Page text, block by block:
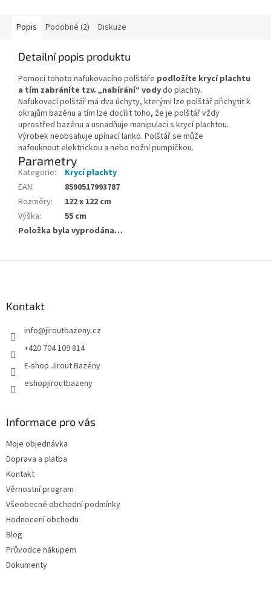
Popis Podobné (2) Diskuze
Detailní popis produktu
Pomocí tohoto nafukovacího polštáře podložíte krycí plachtu
a tím zabráníte tzv. „nabírání“ vodydo plachty.
Nafukovací polštář má dva úchyty, kterými lze polštář přichytit k
okrajům bazénu a tím lze docílit toho, že je polštář vždy
uprostřed bazénu a usnadňuje manipulaci s krycí plachtou.
Výrobek neobsahuje upínací lanko. Polštář se může
nafouknoutelektrickou a nebo nožní pumpičkou.
Parametry
Kategorie:
Krycí plachty
EAN:
8590517993787
Rozměry:
122 x 122 cm
Výška:
55 cm
Položka byla vyprodána…
Kontakt
info@jiroutbazeny.cz
+420 704 109 814
E-shop Jirout Bazény
eshopjiroutbazeny
Informace pro vás
Moje objednávka
Doprava a platba
Kontakt
Věrnostní program
Všeobecné obchodní podmínky
Hodnocení obchodu
Blog
Průvodce nákupem
Dokumenty